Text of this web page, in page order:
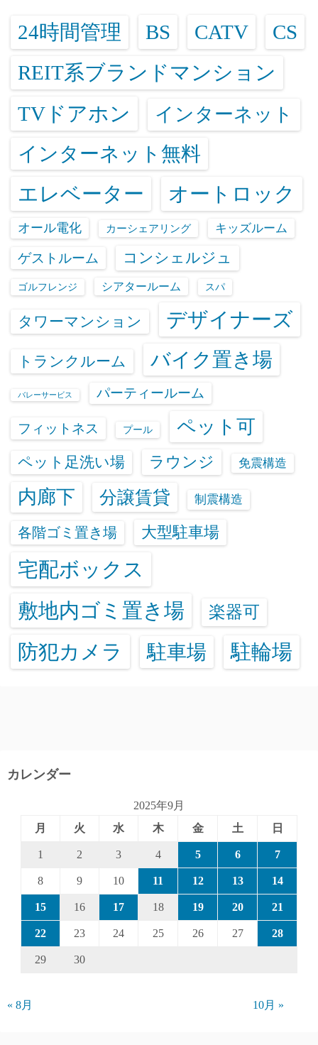
24時間管理 BS CATV CS
REIT系ブランドマンション
TVドアホン インターネット
インターネット無料
エレベーター オートロック
オール電化 カーシェアリング キッズルーム
ゲストルーム コンシェルジュ
ゴルフレンジ シアタールーム スパ
タワーマンション デザイナーズ
トランクルーム バイク置き場
バレーサービス パーティールーム
フィットネス プール ペット可
ペット足洗い場 ラウンジ 免震構造
内廊下 分譲賃貸 制震構造
各階ゴミ置き場 大型駐車場
宅配ボックス
敷地内ゴミ置き場
楽器可
防犯カメラ 駐車場 駐輪場
カレンダー
2025年9月
月
火 水 木 金 土 日
1 2 3 4 5 6 7
8 9 10 11 12 13 14
15 16 17 18 19 20 21
22 23 24 25 26 27 28
29 30
« 8月 10月 »